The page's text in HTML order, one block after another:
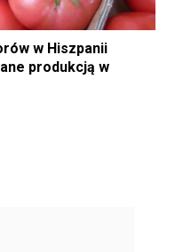
w Hiszpanii
produkcją w